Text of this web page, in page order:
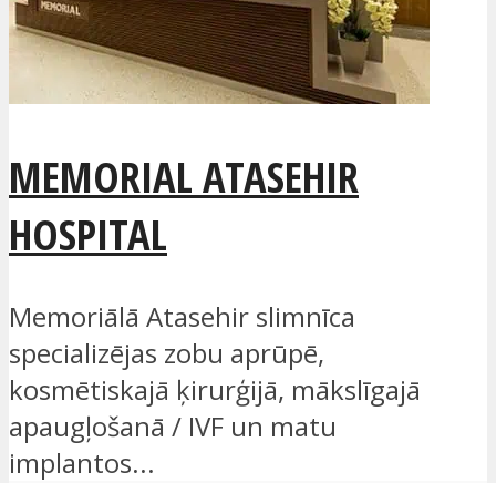
MEMORIAL ATASEHIR
HOSPITAL
Memoriālā Atasehir slimnīca
specializējas zobu aprūpē,
kosmētiskajā ķirurģijā, mākslīgajā
apaugļošanā / IVF un matu
implantos...